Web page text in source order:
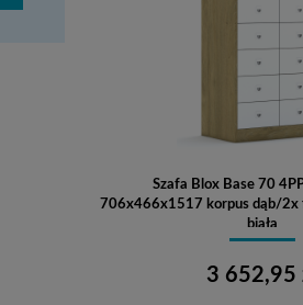
Szafa Blox Base 70
706x466x1517 korpus dąb/2x
biała
3 652,95